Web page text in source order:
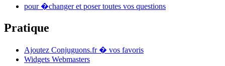
pour �changer et poser toutes vos questions
Pratique
Ajoutez Conjuguons.fr � vos favoris
Widgets Webmasters